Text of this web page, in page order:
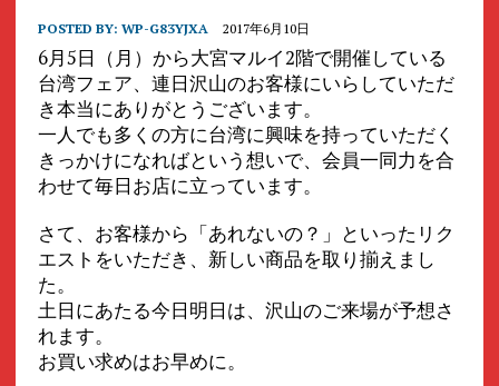
POSTED BY: WP-G83YJXA 2017年6月10日
6月5日（月）から大宮マルイ2階で開催している
台湾フェア、連日沢山のお客様にいらしていただ
き本当にありがとうございます。
一人でも多くの方に台湾に興味を持っていただく
きっかけになればという想いで、会員一同力を合
わせて毎日お店に立っています。
さて、お客様から「あれないの？」といったリク
エストをいただき、新しい商品を取り揃えまし
た。
土日にあたる今日明日は、沢山のご来場が予想さ
れます。
お買い求めはお早めに。